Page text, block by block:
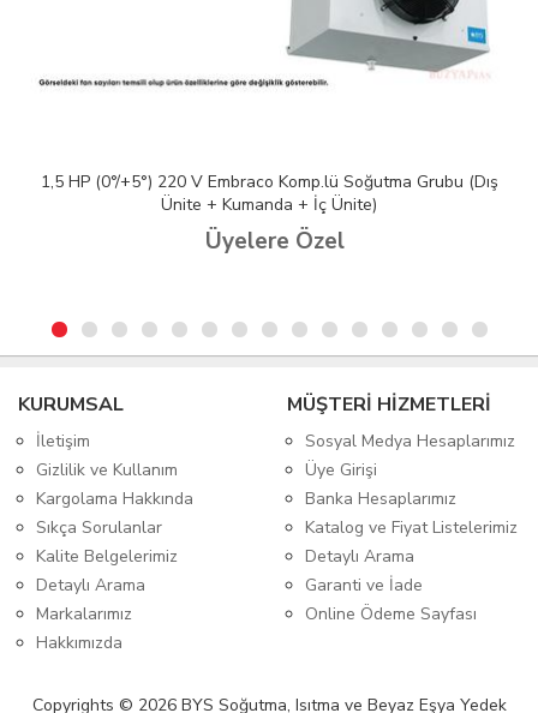
1,5 HP (0°/+5°) 220 V Embraco Komp.lü Soğutma Grubu (Dış
Ünite + Kumanda + İç Ünite)
Üyelere Özel
KURUMSAL
İletişim
Gizlilik ve Kullanım
Kargolama Hakkında
Sıkça Sorulanlar
Kalite Belgelerimiz
Detaylı Arama
Markalarımız
Hakkımızda
MÜŞTERİ HİZMETLERİ
Sosyal Medya Hesaplarımız
Üye Girişi
Banka Hesaplarımız
Katalog ve Fiyat Listelerimiz
Detaylı Arama
Garanti ve İade
Online Ödeme Sayfası
Copyrights © 2026 BYS Soğutma, Isıtma ve Beyaz Eşya Yedek